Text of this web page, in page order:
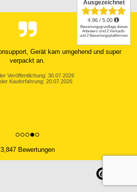
Gerät kam umgehend und super
verpackt an.
Veröffentlichung: 30.07.2026
Kauferfahrung: 20.07.2026
3,847 Bewertungen